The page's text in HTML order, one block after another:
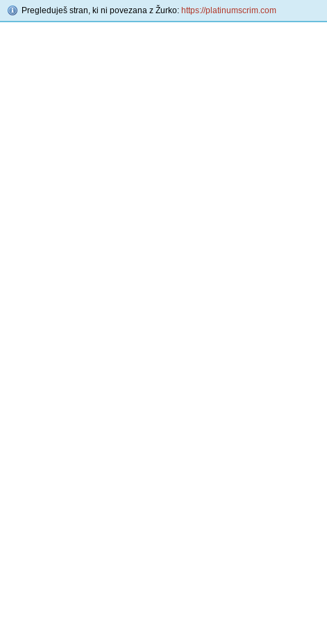
Pregleduješ stran, ki ni povezana z Žurko: https://platinumscrim.com